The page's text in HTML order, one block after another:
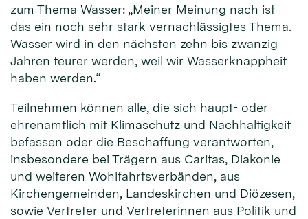
zum Thema Wasser: „Meiner Meinung nach ist
das ein noch sehr stark vernachlässigtes Thema.
Wasser wird in den nächsten zehn bis zwanzig
Jahren teurer werden, weil wir Wasserknappheit
haben werden.“
Teilnehmen können alle, die sich haupt- oder
ehrenamtlich mit Klimaschutz und Nachhaltigkeit
befassen oder die Beschaffung verantworten,
insbesondere bei Trägern aus Caritas, Diakonie
und weiteren Wohlfahrtsverbänden, aus
Kirchengemeinden, Landeskirchen und Diözesen,
sowie Vertreter und Vertreterinnen aus Politik und